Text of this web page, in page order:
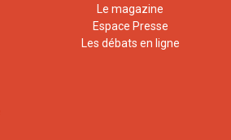
Le magazine
Espace Presse
Les débats en ligne